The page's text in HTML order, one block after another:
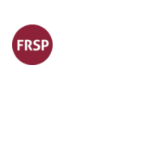
content